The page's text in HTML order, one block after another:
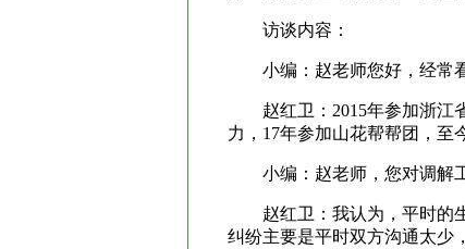
访谈内容：
小编：赵老师您好，经常
赵红卫：2015年参加浙
力，17年参加山花帮帮团，至
小编：赵老师，您对调解
赵红卫：我认为，平时的
纠纷主要是平时双方沟通太少